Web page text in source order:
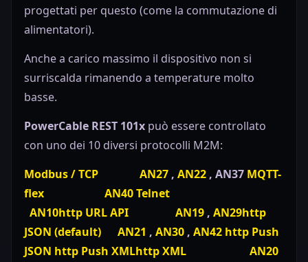
progettati per questo (come la commutazione di
alimentatori).
Anche a carico massimo il dispositivo non si
surriscalda rimanendo a temperature molto
basse.
PowerCable REST 101x può essere controllato
con uno dei 10 diversi protocolli M2M:
Modbus / TCP
AN27 , AN22 , AN37 MQTT-
flex
AN40Telnet
AN10http URL API AN19 , AN29http
JSON (default)
AN21 , AN30 , AN42 http Push
JSON http Push XMLhttp XML
AN20